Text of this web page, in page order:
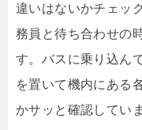
違いはないかチェッ
務員と待ち合わせの
す。バスに乗り込ん
を置いて機内にある
かサッと確認してい